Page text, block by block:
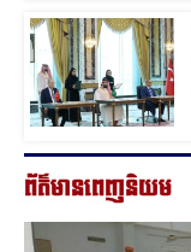
ព័ត៌មានពេញនិយម